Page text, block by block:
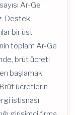
Ar-Ge
Destek
bir üst
toplam Ar-Ge
brüt ücreti
başlamak
ücretlerin
istisnası